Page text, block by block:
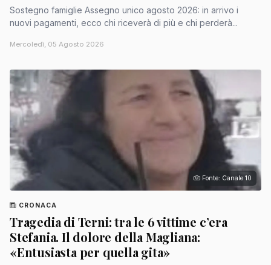
Sostegno famiglie Assegno unico agosto 2026: in arrivo i
nuovi pagamenti, ecco chi riceverà di più e chi perderà...
Mercoledì, 05 Agosto 2026
Fonte: Canale 10
CRONACA
Tragedia di Terni: tra le 6 vittime c’era
Stefania. Il dolore della Magliana:
«Entusiasta per quella gita»